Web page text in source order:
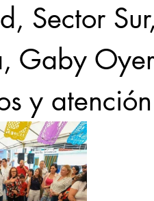
Sector
Gaby
y